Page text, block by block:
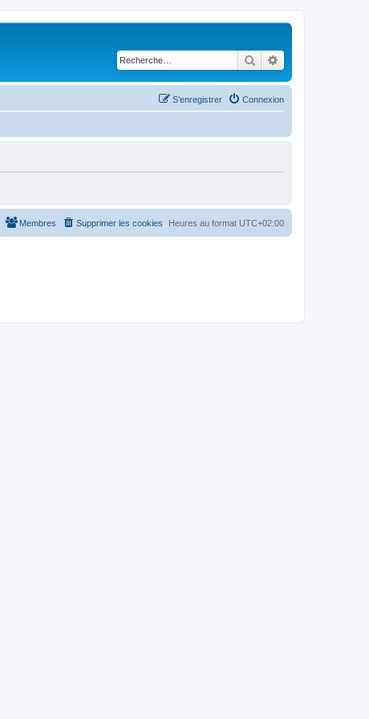
Rechercher
Connexion
S’enregistrer
Heures au format UTC+02:00
Supprimer les cookies
Membres